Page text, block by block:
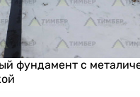
фундамент с